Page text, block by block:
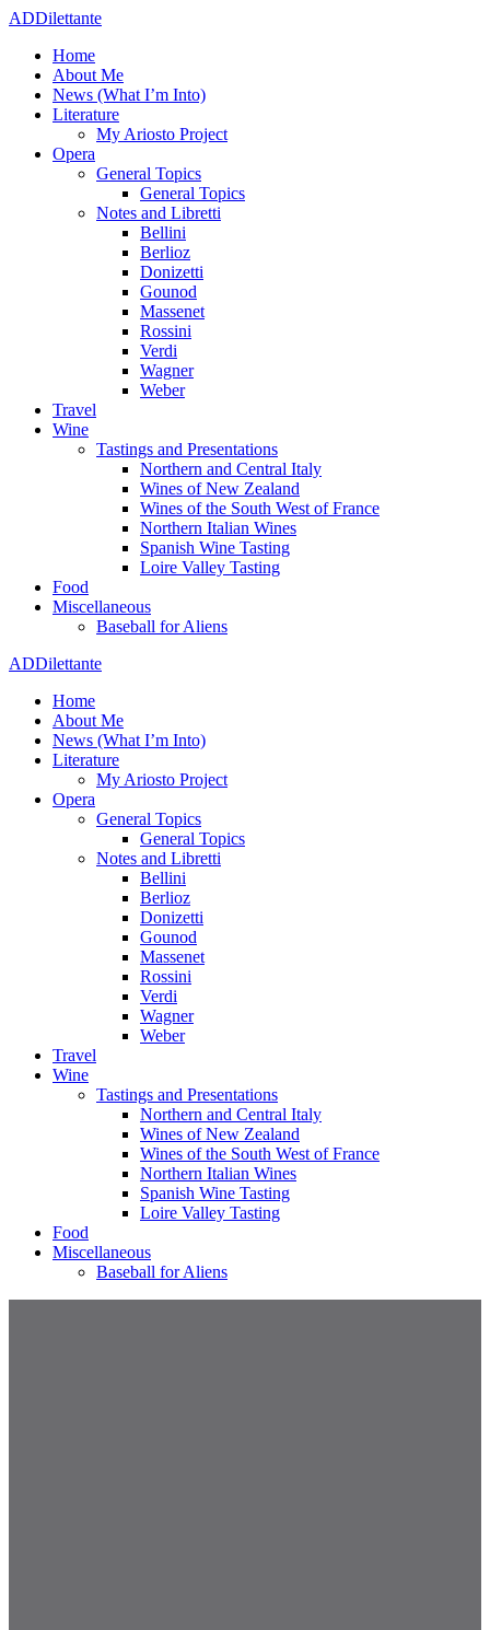
ADDilettante
Home
About Me
News (What I’m Into)
Literature
My Ariosto Project
Opera
General Topics
General Topics
Notes and Libretti
Bellini
Berlioz
Donizetti
Gounod
Massenet
Rossini
Verdi
Wagner
Weber
Travel
Wine
Tastings and Presentations
Northern and Central Italy
Wines of New Zealand
Wines of the South West of France
Northern Italian Wines
Spanish Wine Tasting
Loire Valley Tasting
Food
Miscellaneous
Baseball for Aliens
ADDilettante
Home
About Me
News (What I’m Into)
Literature
My Ariosto Project
Opera
General Topics
General Topics
Notes and Libretti
Bellini
Berlioz
Donizetti
Gounod
Massenet
Rossini
Verdi
Wagner
Weber
Travel
Wine
Tastings and Presentations
Northern and Central Italy
Wines of New Zealand
Wines of the South West of France
Northern Italian Wines
Spanish Wine Tasting
Loire Valley Tasting
Food
Miscellaneous
Baseball for Aliens